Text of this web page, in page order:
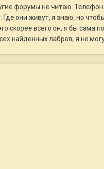
форумы не читаю.
они живут, я знаю, но
скорее всего он, я бы сама
найденных лабров, я не